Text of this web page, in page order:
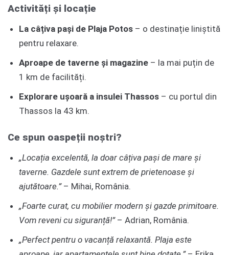
Activități și locație
La câțiva pași de Plaja Potos – o destinație liniștită
pentru relaxare.
Aproape de taverne și magazine – la mai puțin de
1 km de facilități.
Explorare ușoară a insulei Thassos – cu portul din
Thassos la 43 km.
Ce spun oaspeții noștri?
„Locația excelentă, la doar câțiva pași de mare și
taverne. Gazdele sunt extrem de prietenoase și
ajutătoare.”– Mihai, România.
„Foarte curat, cu mobilier modern și gazde primitoare.
Vom reveni cu siguranță!”– Adrian, România.
„Perfect pentru o vacanță relaxantă. Plaja este